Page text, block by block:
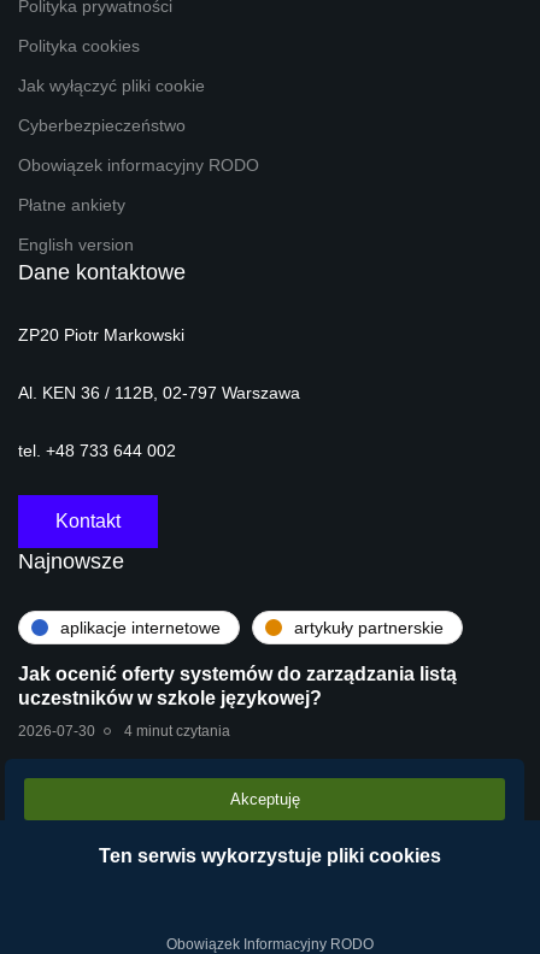
Polityka prywatności
Polityka cookies
Jak wyłączyć pliki cookie
Cyberbezpieczeństwo
Obowiązek informacyjny RODO
Płatne ankiety
English version
Dane kontaktowe
ZP20 Piotr Markowski
Al. KEN 36 / 112B, 02-797 Warszawa
tel. +48 733 644 002
Kontakt
Najnowsze
aplikacje internetowe artykuły partnerskie
Jak ocenić oferty systemów do zarządzania listą
uczestników w szkole językowej?
2026-07-30 4 minut czytania
technologie
Stara centrala vs Wirtualna Centrala Telefoniczna
Akceptuję
Ten serwis wykorzystuje pliki cookies
Obowiązek Informacyjny RODO